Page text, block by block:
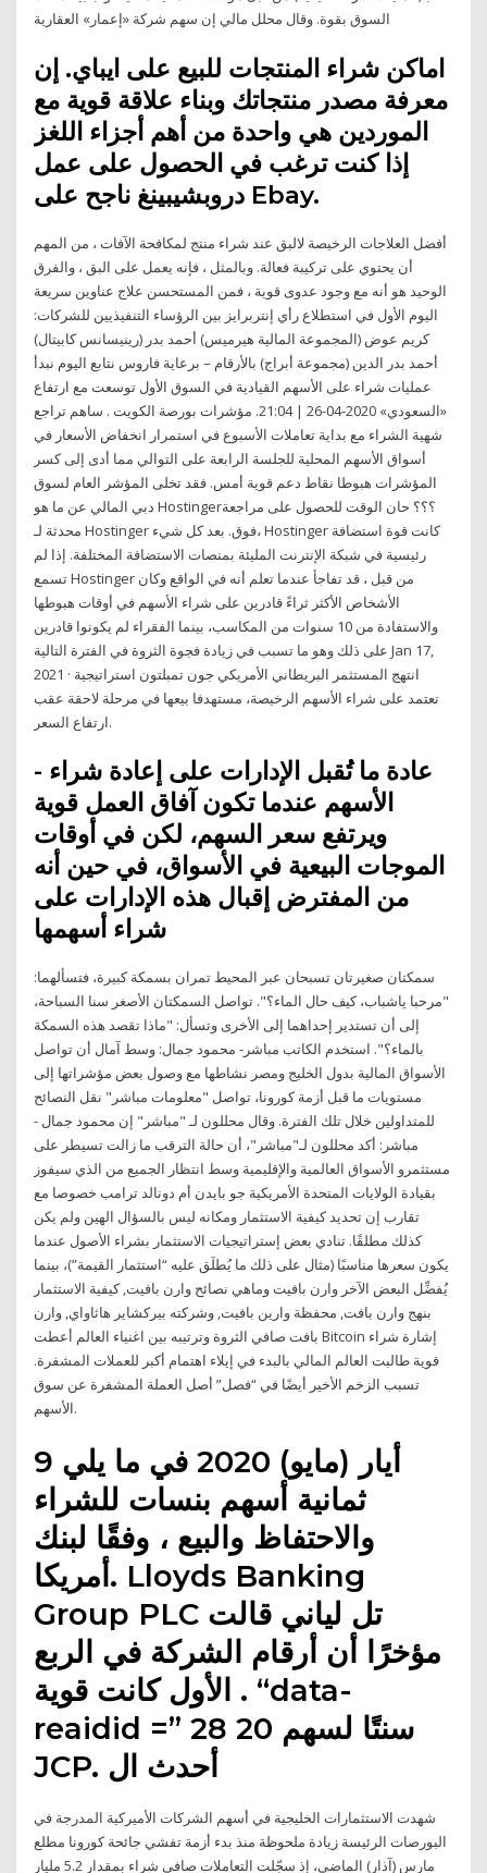
السوق بقوة. وقال محلل مالي إن سهم شركة «إعمار» العقارية
اماكن شراء المنتجات للبيع على ايباي. إن
معرفة مصدر منتجاتك وبناء علاقة قوية مع
الموردين هي واحدة من أهم أجزاء اللغز
إذا كنت ترغب في الحصول على عمل
دروبشيبينغ ناجح على Ebay.
أفضل العلاجات الرخيصة لالبق عند شراء منتج لمكافحة الآفات ، من المهم
أن يحتوي على تركيبة فعالة. وبالمثل ، فإنه يعمل على البق ، والفرق
الوحيد هو أنه مع وجود عدوى قوية ، فمن المستحسن علاج عناوين سريعة
اليوم الأول في استطلاع رأي إنتربرايز بين الرؤساء التنفيذيين للشركات:
كريم عوض (المجموعة المالية هيرميس) أحمد بدر (رينيسانس كابيتال)
أحمد بدر الدين (مجموعة أبراج) بالأرقام – برعاية فاروس نتابع اليوم نبدأ
عمليات شراء على الأسهم القيادية في السوق الأول توسعت مع ارتفاع
«السعودي» 2020-04-26 | 21:04. مؤشرات بورصة الكويت . ساهم تراجع
شهية الشراء مع بداية تعاملات الأسبوع في استمرار انخفاض الأسعار في
أسواق الأسهم المحلية للجلسة الرابعة على التوالي مما أدى إلى كسر
المؤشرات هبوطا نقاط دعم قوية أمس. فقد تخلى المؤشر العام لسوق
دبي المالي عن ما هو Hostinger؟؟؟ حان الوقت للحصول على مراجعة
محدثة لـ Hostinger فوق. بعد كل شيء، Hostinger كانت قوة استضافة
رئيسية في شبكة الإنترنت المليئة بمنصات الاستضافة المختلفة. إذا لم
تسمع Hostinger من قبل ، قد تفاجأ عندما تعلم أنه في الواقع وكان
الأشخاص الأكثر ثراءً قادرين على شراء الأسهم في أوقات هبوطها
والاستفادة من 10 سنوات من المكاسب، بينما الفقراء لم يكونوا قادرين
على ذلك وهو ما تسبب في زيادة فجوة الثروة في الفترة التالية Jan 17,
2021 · انتهج المستثمر البريطاني الأمريكي جون تمبلتون استراتيجية
تعتمد على شراء الأسهم الرخيصة، مستهدفا بيعها في مرحلة لاحقة عقب
ارتفاع السعر.
- عادة ما تُقبل الإدارات على إعادة شراء
الأسهم عندما تكون آفاق العمل قوية
ويرتفع سعر السهم، لكن في أوقات
الموجات البيعية في الأسواق، في حين أنه
من المفترض إقبال هذه الإدارات على
شراء أسهمها
سمكتان صغيرتان تسبحان عبر المحيط تمران بسمكة كبيرة، فتسألهما:
"مرحبا ياشباب، كيف حال الماء؟". تواصل السمكتان الأصغر سنا السباحة،
إلى أن تستدير إحداهما إلى الأخرى وتسأل: "ماذا تقصد هذه السمكة
بالماء؟". استخدم الكاتب مباشر- محمود جمال: وسط آمال أن تواصل
الأسواق المالية بدول الخليج ومصر نشاطها مع وصول بعض مؤشراتها إلى
مستويات ما قبل أزمة كورونا، تواصل "معلومات مباشر" نقل النصائح
للمتداولين خلال تلك الفترة. وقال محللون لـ "مباشر" إن محمود جمال -
مباشر: أكد محللون لـ"مباشر"، أن حالة الترقب ما زالت تسيطر على
مستثمرو الأسواق العالمية والإقليمية وسط انتظار الجميع من الذي سيفوز
بقيادة الولايات المتحدة الأمريكية جو بايدن أم دونالد ترامب خصوصا مع
تقارب إن تحديد كيفية الاستثمار ومكانه ليس بالسؤال الهين ولم يكن
كذلك مطلقًا. تنادي بعض إستراتيجيات الاستثمار بشراء الأصول عندما
يكون سعرها مناسبًا (مثال على ذلك ما يُطلَق عليه “استثمار القيمة”)، بينما
يُفضِّل البعض الآخر وارن بافيت وماهي نصائح وارن بافيت, كيفية الاستثمار
بنهج وارن بافت, محفظة وارين بافيت, وشركته بيركشاير هاثاواي, وارن
بافت صافي الثروة وترتيبه بين اغنياء العالم أعطت Bitcoin إشارة شراء
قوية طالبت العالم المالي بالبدء في إيلاء اهتمام أكبر للعملات المشفرة.
تسبب الزخم الأخير أيضًا في “فصل” أصل العملة المشفرة عن سوق
الأسهم.
9 أيار (مايو) 2020 في ما يلي
ثمانية أسهم بنسات للشراء
والاحتفاظ والبيع ، وفقًا لبنك
أمريكا. Lloyds Banking
Group PLC تل لياني قالت
مؤخرًا أن أرقام الشركة في الربع
الأول كانت قوية . “data-
reaidid =” 28 20 سنتًا لسهم
JCP. أحدث ال
شهدت الاستثمارات الخليجية في أسهم الشركات الأميركية المدرجة في
البورصات الرئيسة زيادة ملحوظة منذ بدء أزمة تفشي جائحة كورونا مطلع
مارس (آذار) الماضي، إذ سجّلت التعاملات صافي شراء بمقدار 5.2 مليار